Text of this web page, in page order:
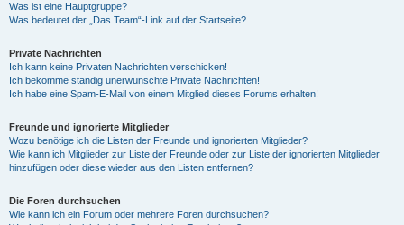
Was ist eine Hauptgruppe?
Was bedeutet der „Das Team“-Link auf der Startseite?
Private Nachrichten
Ich kann keine Privaten Nachrichten verschicken!
Ich bekomme ständig unerwünschte Private Nachrichten!
Ich habe eine Spam-E-Mail von einem Mitglied dieses Forums erhalten!
Freunde und ignorierte Mitglieder
Wozu benötige ich die Listen der Freunde und ignorierten Mitglieder?
Wie kann ich Mitglieder zur Liste der Freunde oder zur Liste der ignorierten Mitglieder
hinzufügen oder diese wieder aus den Listen entfernen?
Die Foren durchsuchen
Wie kann ich ein Forum oder mehrere Foren durchsuchen?